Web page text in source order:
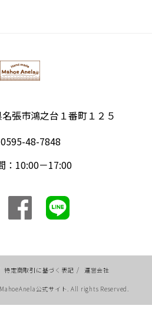
張市鴻之台１番町１２５
0595-48-7848
：10:00－17:00
特定商取引に基づく表記 / 運営会社
公式サイト. All rights Reserved.